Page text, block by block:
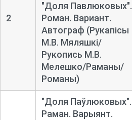
2
"Доля Павлюковых".
Роман. Вариант.
Автограф (Рукапісы
М.В. Мяляшкі/
Рукопись М.В.
Мелешко/Раманы/
Романы)
"Доля Паўлюковых".
Раман. Варыянт.